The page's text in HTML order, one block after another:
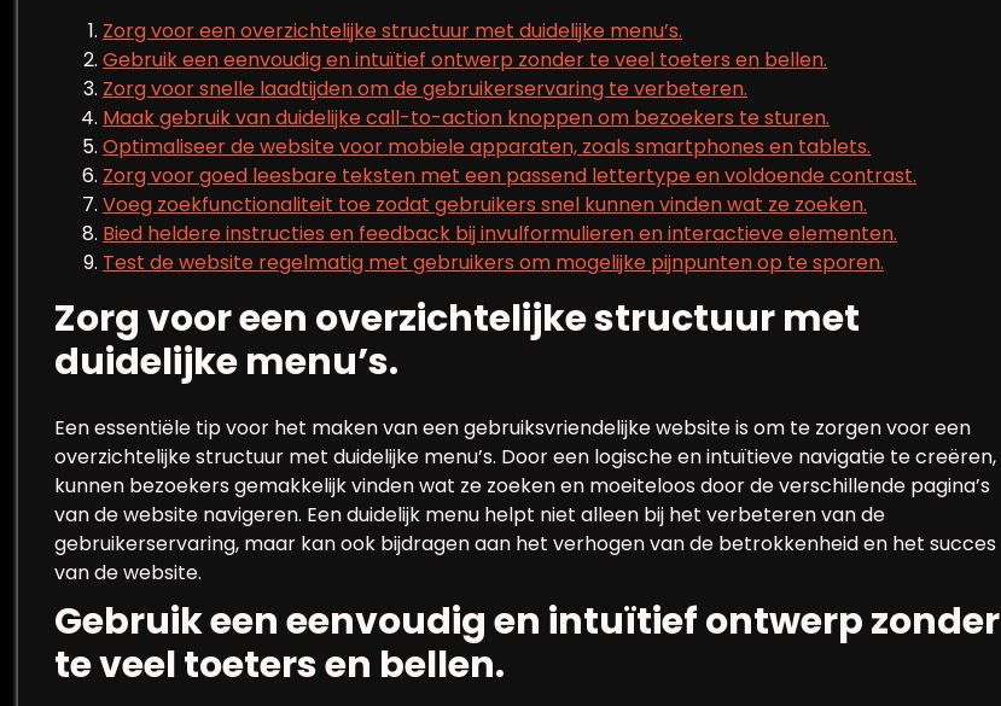
Zorg voor een overzichtelijke structuur met duidelijke menu’s.
Gebruik een eenvoudig en intuïtief ontwerp zonder te veel toeters en bellen.
Zorg voor snelle laadtijden om de gebruikerservaring te verbeteren.
Maak gebruik van duidelijke call-to-action knoppen om bezoekers te sturen.
Optimaliseer de website voor mobiele apparaten, zoals smartphones en tablets.
Zorg voor goed leesbare teksten met een passend lettertype en voldoende contrast.
Voeg zoekfunctionaliteit toe zodat gebruikers snel kunnen vinden wat ze zoeken.
Bied heldere instructies en feedback bij invulformulieren en interactieve elementen.
Test de website regelmatig met gebruikers om mogelijke pijnpunten op te sporen.
Zorg voor een overzichtelijke structuur met
duidelijke menu’s.
Een essentiële tip voor het maken van een gebruiksvriendelijke website is om te zorgen voor een
overzichtelijke structuur met duidelijke menu’s. Door een logische en intuïtieve navigatie te creëren,
kunnen bezoekers gemakkelijk vinden wat ze zoeken en moeiteloos door de verschillende pagina’s
van de website navigeren. Een duidelijk menu helpt niet alleen bij het verbeteren van de
gebruikerservaring, maar kan ook bijdragen aan het verhogen van de betrokkenheid en het succes
van de website.
Gebruik een eenvoudig en intuïtief ontwerp zonder
te veel toeters en bellen.